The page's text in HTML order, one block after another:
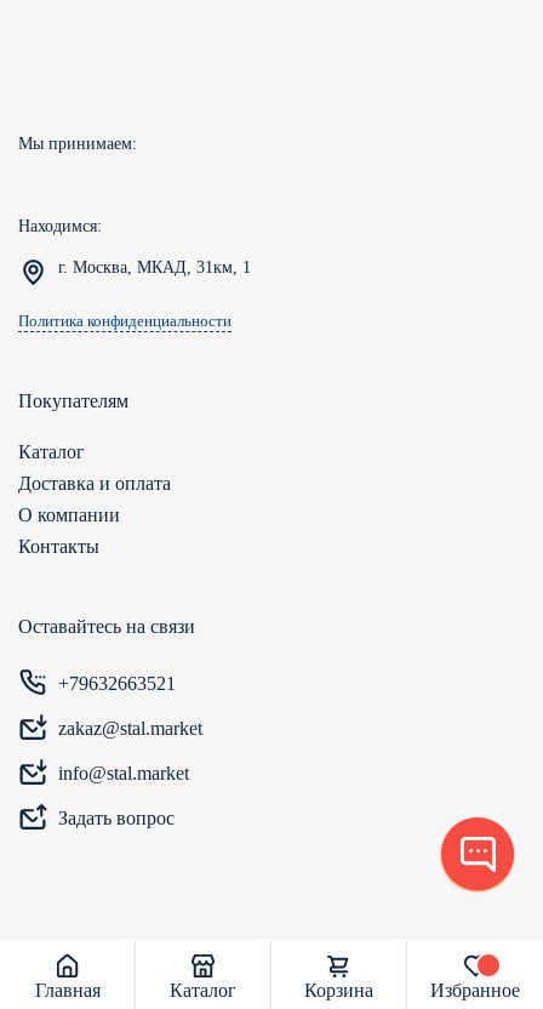
Мы принимаем:
Находимся:
г. Москва, МКАД, 31км, 1
Политика конфиденциальности
Покупателям
Каталог
Доставка и оплата
О компании
Контакты
Оставайтесь на связи
+79632663521
zakaz@stal.market
info@stal.market
Задать вопрос
Главная Каталог Корзина Избранное